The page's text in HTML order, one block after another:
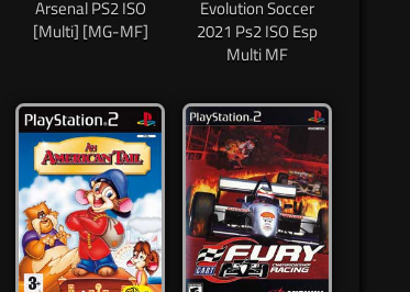
Arsenal PS2 ISO
[Multi] [MG-MF]
Evolution Soccer
2021 Ps2 ISO Esp
Multi MF